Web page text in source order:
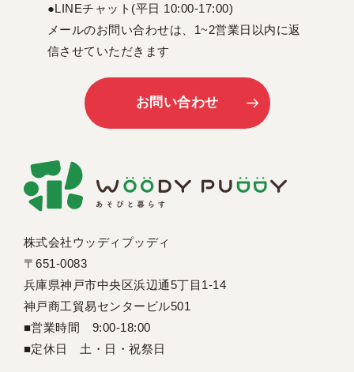
株式会社ウッディプッディ
〒651-0083
兵庫県神戸市中央区浜辺通5丁目1-14
神戸商工貿易センタービル501
■営業時間 9:00-18:00
■定休日 土・日・祝祭日
●LINEチャット(平日 10:00-17:00)
メールのお問い合わせは、1~2営業日以内に返
信させていただきます
お問い合わせ